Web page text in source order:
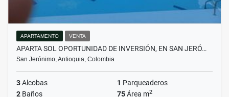
APARTAMENTO VENTA
APARTA SOL OPORTUNIDAD DE INVERSIÓN, EN SAN JERÓ…
San Jerónimo, Antioquia, Colombia
3Alcobas 1 Parqueaderos
2 Baños 75Área m2